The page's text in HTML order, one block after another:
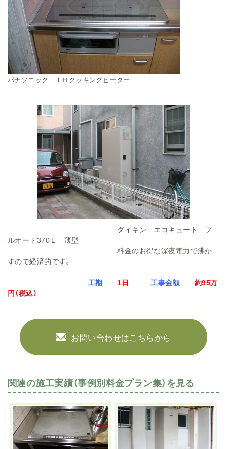
パナソニック ＩＨクッキングヒーター
ダイキン エコキュート フ
ルオート370Ｌ 薄型
料金のお得な深夜電力で沸か
すので経済的です。
工期 1日 工事金額
約95万
円（税込）
お問い合わせはこちらから
関連の施工実績（事例別料金プラン集）を見る